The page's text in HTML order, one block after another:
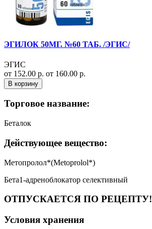
ЭГИЛОК 50МГ. №60 ТАБ. /ЭГИС/
ЭГИС
от 152.00 р. от 160.00 р.
В корзину
Торговое название:
Беталок
Действующее вещество:
Метопролол*(Metoprolol*)
Бета1-адреноблокатор селективный
ОТПУСКАЕТСЯ ПО РЕЦЕПТУ!
Условия хранения